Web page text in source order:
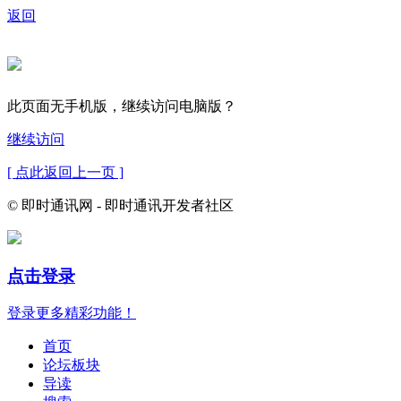
返回
此页面无手机版，继续访问电脑版？
继续访问
[ 点此返回上一页 ]
© 即时通讯网 - 即时通讯开发者社区
点击登录
登录更多精彩功能！
首页
论坛板块
导读